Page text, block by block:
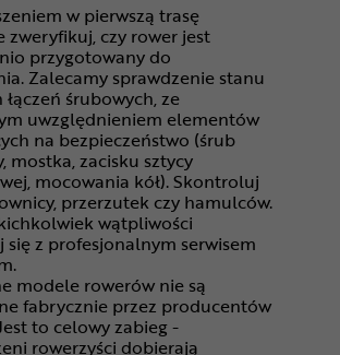
w pierwszą trasę
zweryfikuj, czy rower jest
przygotowany do
Zalecamy sprawdzenie stanu
śrubowych, ze
uwzględnieniem elementów
na bezpieczeństwo (śrub
mostka, zacisku sztycy
mocowania kół). Skontroluj
przerzutek czy hamulców.
wątpliwości
z profesjonalnym serwisem
modele rowerów nie są
fabrycznie przez producentów
to celowy zabieg -
rowerzyści dobierają